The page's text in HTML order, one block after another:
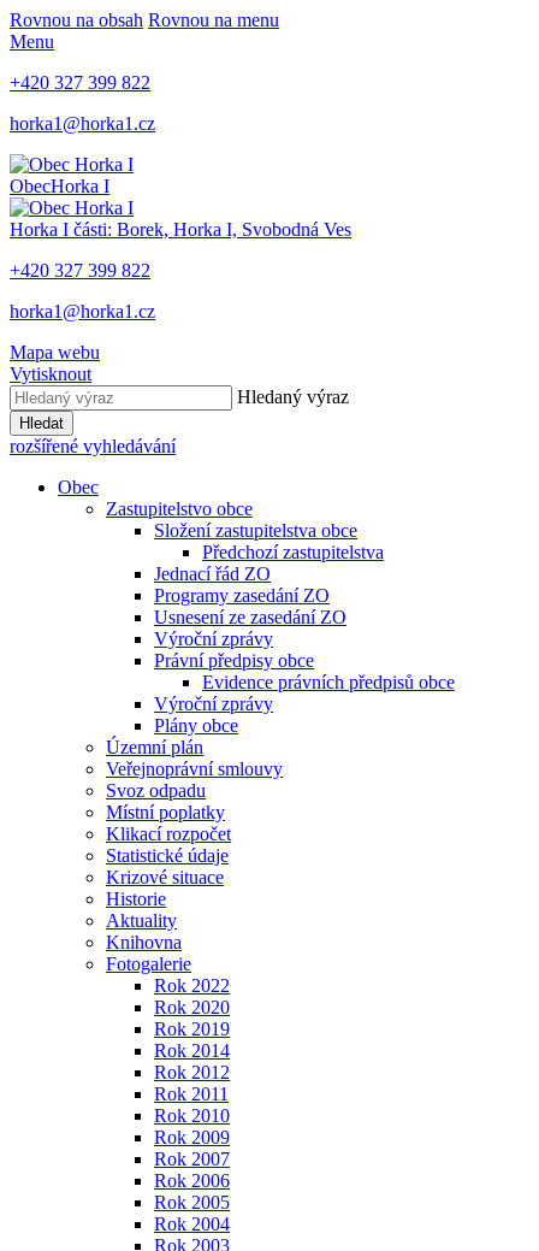
Rovnou na obsah Rovnou na menu
Menu
+420 327 399 822
horka1@horka1.cz
ObecHorka I
Horka I části: Borek, Horka I, Svobodná Ves
+420 327 399 822
horka1@horka1.cz
Mapa webu
Vytisknout
Hledaný výraz
Hledat
rozšířené vyhledávání
Obec
Zastupitelstvo obce
Složení zastupitelstva obce
Předchozí zastupitelstva
Jednací řád ZO
Programy zasedání ZO
Usnesení ze zasedání ZO
Výroční zprávy
Právní předpisy obce
Evidence právních předpisů obce
Výroční zprávy
Plány obce
Územní plán
Veřejnoprávní smlouvy
Svoz odpadu
Místní poplatky
Klikací rozpočet
Statistické údaje
Krizové situace
Historie
Aktuality
Knihovna
Fotogalerie
Rok 2022
Rok 2020
Rok 2019
Rok 2014
Rok 2012
Rok 2011
Rok 2010
Rok 2009
Rok 2007
Rok 2006
Rok 2005
Rok 2004
Rok 2003